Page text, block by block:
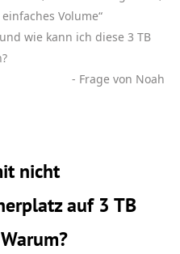
Volume“
wie kann ich diese 3 TB
- Frage von Noah
nicht
auf 3 TB